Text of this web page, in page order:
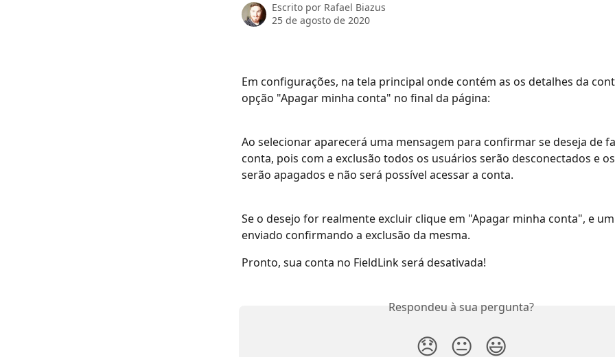
Escrito por Rafael Biazus
25 de agosto de 2020
Em configurações, na tela principal onde contém as os detalhes da
opção "Apagar minha conta" no final da página:
Ao selecionar aparecerá uma mensagem para confirmar se deseja de
conta, pois com a exclusão todos os usuários serão desconectados e
serão apagados e não será possível acessar a conta.
Se o desejo for realmente excluir clique em "Apagar minha conta", e
enviado confirmando a exclusão da mesma.
Pronto, sua conta no FieldLink será desativada!
Respondeu à sua pergunta?
😞 😐 😃